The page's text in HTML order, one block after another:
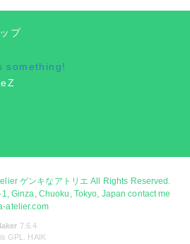
ップ
something!
ゲンキなアトリエ All Rights Reserved.
Ginza, Chuoku, Tokyo, Japan contact me
atelier.com
7.6.4
GPL. HAIK